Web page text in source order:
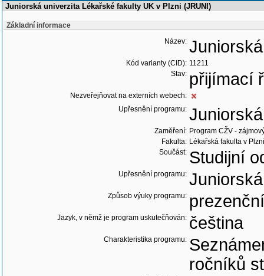
Juniorská univerzita Lékařské fakulty UK v Plzni (JRUNI)
Základní informace
Název:
Kód varianty (CID): 11211
Stav: přijímací
Nezveřejňovat na externích webech:
Upřesnění programu:
Zaměření: Program CŽV -
Fakulta: Lékařská fakulta v Plzni
Součást: Studijní
Upřesnění programu:
Způsob výuky programu: prezenční
Jazyk, v němž je program uskutečňován: čeština
Charakteristika programu:
ročníků